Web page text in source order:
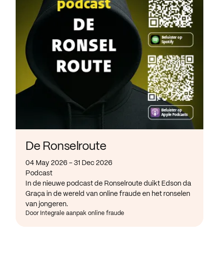
De Ronselroute
04 May 2026 - 31 Dec 2026
Podcast
In de nieuwe podcast de Ronselroute duikt Edson da
Graça in de wereld van online fraude en het ronselen
van jongeren.
Door Integrale aanpak online fraude